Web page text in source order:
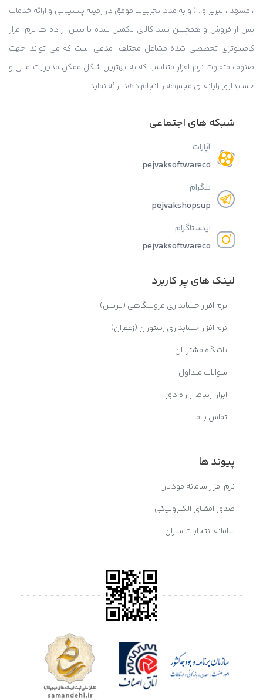
، مشهد ، تبریز و …) و به مدد تجربیات موفق در زمینه پشتیبانی و ارائه خدمات
پس از فروش و همچنین سبد کالای تکمیل شده با بیش از ده ها نرم افزار
کامپیوتری تخصصی شده مشاغل مختلف، مدعی است که می تواند جهت
صنوف متفاوت نرم افزار متناسب که به بهترین شکل ممکن مدیریت مالی و
حسابداری رایانه ای مجموعه را انجام دهد ارائه نماید.
شبکه های اجتماعی
آپارات
pejvaksoftwareco
تلگرام
pejvakshopsup
اینستاگرام
pejvaksoftwareco
لینک های پر کاربرد
نرم افزار حسابداری فروشگاهی (پرنس)
نرم افزار حسابداری رستوران (زعفران)
باشگاه مشتریان
سوالات متداول
ابزار ارتباط از راه دور
تماس با ما
پیوند ها
نرم افزار سامانه مودیان
صدور امضای الکترونیکی
سامانه انتخابات ساران